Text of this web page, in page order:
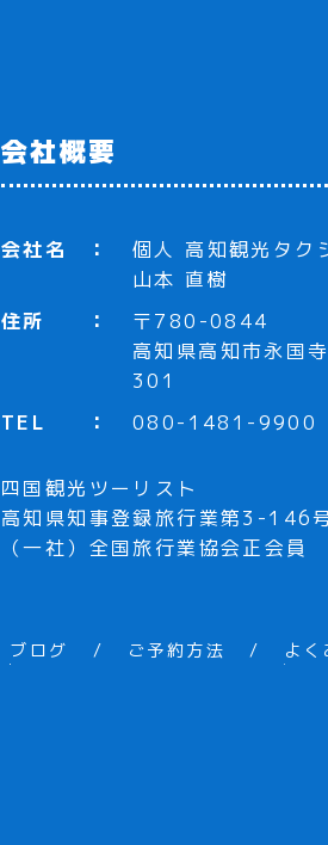
会社概要
会社名
個人 高知観光タク
山本 直樹
住所
〒780-0844
高知県高知市永国
301
TEL
080-1481-9900
四国観光ツーリスト
高知県知事登録旅行業第3-146
（一社）全国旅行業協会正会員
ブログ ご予約方法
よく